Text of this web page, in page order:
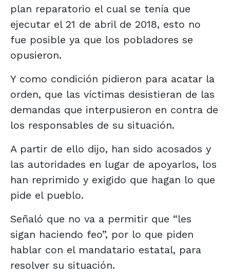
plan reparatorio el cual se tenía que
ejecutar el 21 de abril de 2018, esto no
fue posible ya que los pobladores se
opusieron.
Y como condición pidieron para acatar la
orden, que las víctimas desistieran de las
demandas que interpusieron en contra de
los responsables de su situación.
A partir de ello dijo, han sido acosados y
las autoridades en lugar de apoyarlos, los
han reprimido y exigido que hagan lo que
pide el pueblo.
Señaló que no va a permitir que “les
sigan haciendo feo”, por lo que piden
hablar con el mandatario estatal, para
resolver su situación.